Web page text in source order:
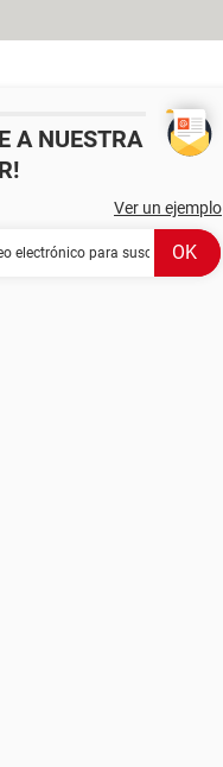
A NUESTRA
Ver un ejemplo